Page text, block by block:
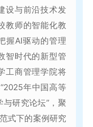
设与前沿技术发
教师的智能化教
握AI驱动的管理
智时代的新型管
工商管理学院将
年中国高等
研究论坛”，聚
式下的案例研究